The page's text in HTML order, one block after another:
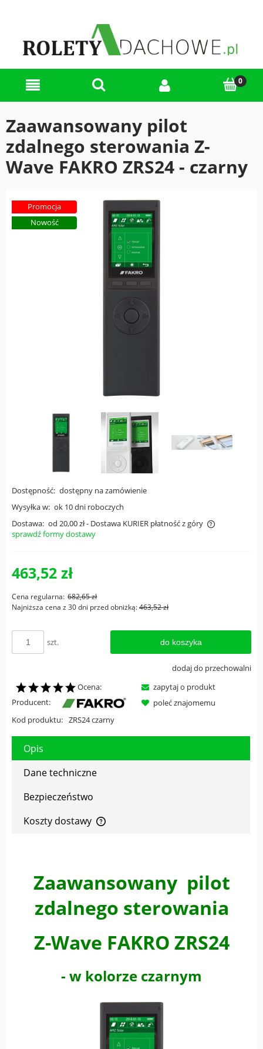
Zaawansowany pilot
zdalnego sterowania Z-
Wave FAKRO ZRS24 - czarny
Promocja
Nowość
Dostępność: dostępny na zamówienie
Wysyłka w: ok 10 dni roboczych
Dostawa: od 20,00 zł- Dostawa KURIER płatność z góry
Cena nie zawiera ewentualnych kosztów płatności
sprawdź formy dostawy
463,52 zł
Cena regularna: 682,65 zł
Najniższa cena z 30 dni przed obniżką:463,52 zł
szt. do koszyka
dodaj do przechowalni
Ocena:
Producent:
Kod produktu: ZRS24 czarny
zapytaj o produkt
poleć znajomemu
Opis
Dane techniczne
Bezpieczeństwo
Koszty dostawy
Zaawansowany pilot
zdalnego sterowania
Z-Wave FAKRO ZRS24
- w kolorze czarnym